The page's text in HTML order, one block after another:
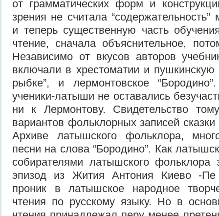
от грамматических форм и
зрения не считала
и теперь существенную часть
чтение, сначала объяснительное,
Независимо от вкусов авторов
включали в хрестоматии и пушкинскую
рыбке”, и лермонтовское
ученики-латыши не оставались
ни к Лермонтову. Свидетельство
вариантов фольклорных записей
Архиве латышского фольклора,
песни на слова “Бородино”. Как
собирателями латышского фольклора
эпизод из Жития Антония Киево -Пе
проник в латышское народное
чтения по русскому языку. Но в